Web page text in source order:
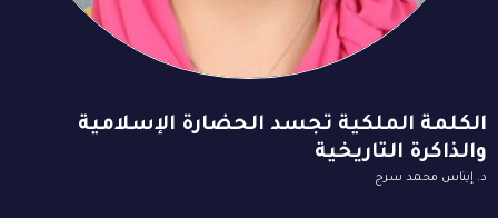
الكلمة الملكية تجسد الحضارة الإسلامية
والذاكرة التاريخية
د. إيناس محمد سرج